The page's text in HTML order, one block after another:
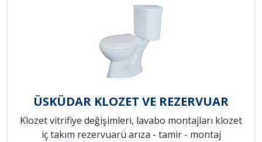
ÜSKÜDAR KLOZET VE REZERVUAR
Klozet vitrifiye değişimleri, lavabo montajları klozet
iç takım rezervuarü arıza - tamir - montaj